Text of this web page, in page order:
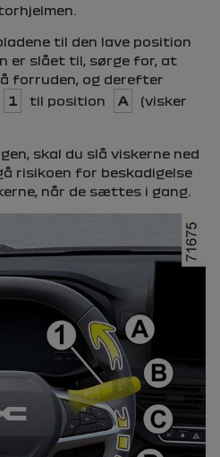
til den lave position
er slået til, sørge for, at
forruden, og derefter
1 til position A
(visker
skal du slå viskerne ned
risikoen for beskadigelse
når de sættes i gang.